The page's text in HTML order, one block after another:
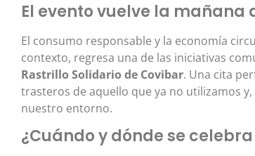
El evento vuelve la mañana
El consumo responsable y la economía
contexto, regresa una de las iniciativas
Rastrillo Solidario de Covibar. Una cita
trasteros de aquello que ya no utilizamos
nuestro entorno.
¿Cuándo y dónde se